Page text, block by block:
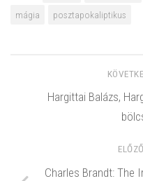
mágia
posztapokaliptikus
Hargittai Balázs,
Charles Brandt: The